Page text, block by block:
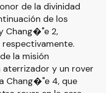
de la divinidad
de los
Chang�"e 2,
respectivamente.
la misión
y un rover
Chang�"e 4, que